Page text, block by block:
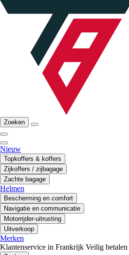
Zoeken
Nieuw
Topkoffers & koffers
Zijkoffers / zijbagage
Zachte bagage
Helmen
Bescherming en comfort
Navigatie en communicatie
Motorrijder-uitrusting
Uitverkoop
Merken
Klantenservice in Frankrijk Veilig betalen